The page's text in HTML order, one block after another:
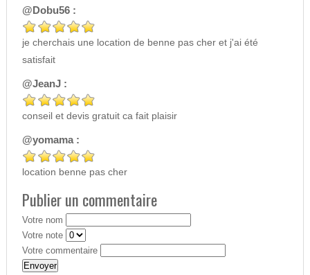
@Dobu56 :
je cherchais une location de benne pas cher et j'ai été
satisfait
@JeanJ :
conseil et devis gratuit ca fait plaisir
@yomama :
location benne pas cher
Publier un commentaire
Votre nom
Votre note
Votre commentaire